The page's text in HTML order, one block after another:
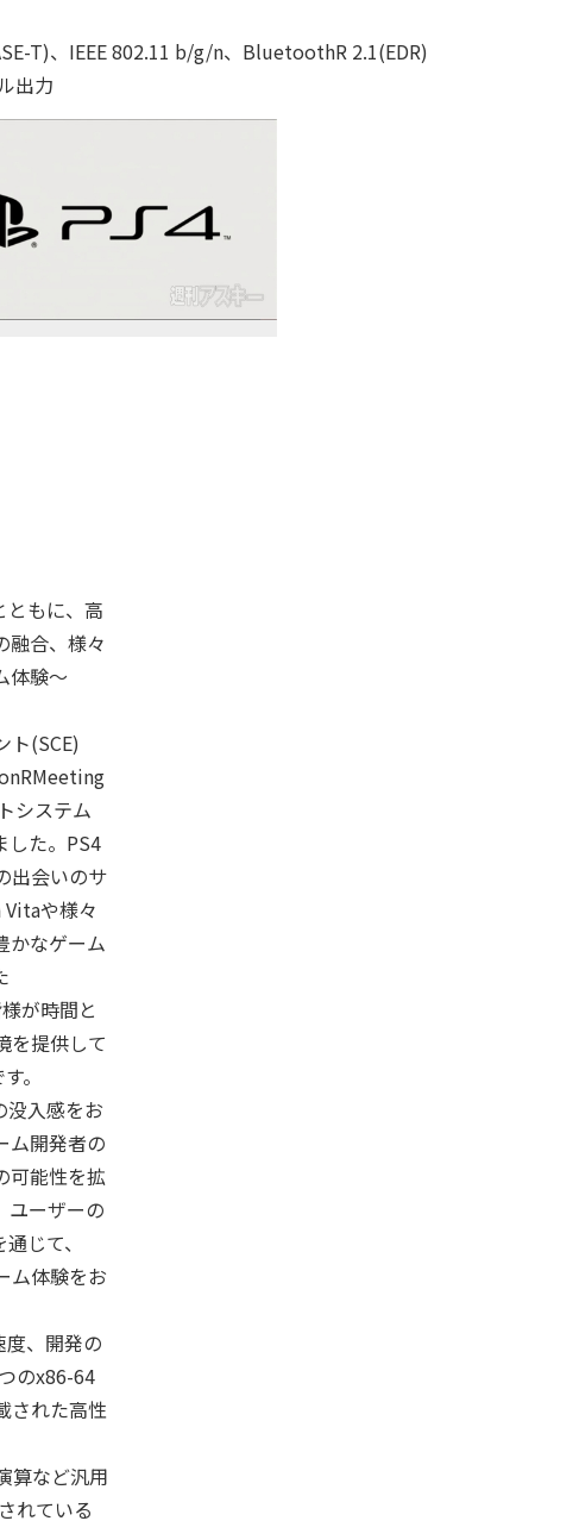
T)、IEEE 802.11 b/g/n、BluetoothR 2.1(EDR)
出力
もに、高
融合、様々
体験～
ト(SCE)
システム
した。PS4
出会いのサ
や様々
かなゲーム
が時間と
を提供して
。
入感をお
ム開発者の
可能性を拡
ユーザーの
じて、
ム体験をお
、開発の
のx86-64
された高性
算など汎用
れている